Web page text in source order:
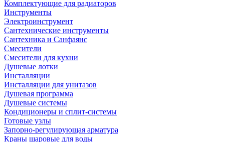
Комплектующие для радиаторов
Инструменты
Электроинструмент
Сантехнические инструменты
Сантехника и Санфаянс
Смесители
Смесители для кухни
Душевые лотки
Инсталляции
Инсталляции для унитазов
Душевая программа
Душевые системы
Кондиционеры и сплит-системы
Готовые узлы
Запорно-регулирующая арматура
Краны шаровые для воды